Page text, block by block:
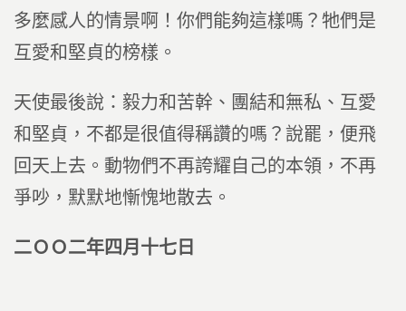
多麼感人的情景啊！你們能夠這樣嗎？牠們是
互愛和堅貞的榜樣。
天使最後說：毅力和苦幹、團結和無私、互愛
和堅貞，不都是很值得稱讚的嗎？說罷，便飛
回天上去。動物們不再誇耀自己的本領，不再
爭吵，默默地慚愧地散去。
二ＯＯ二年四月十七日